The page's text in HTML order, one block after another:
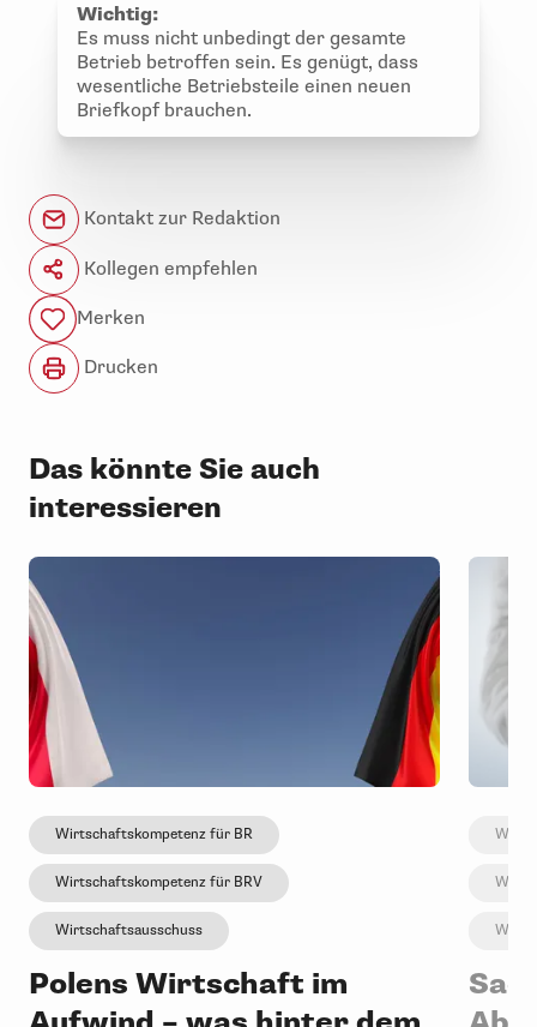
Wichtig:
Es muss nicht unbedingt der gesamte
Betrieb betroffen sein. Es genügt, dass
wesentliche Betriebsteile einen neuen
Briefkopf brauchen.
Kontakt zur Redaktion
Kollegen empfehlen
Merken
Drucken
Das könnte Sie auch
interessieren
Wirtschaftskompetenz für BR
Wirtschaftskompetenz für BRV
Wirtschaftsausschuss
Polens Wirtschaft im